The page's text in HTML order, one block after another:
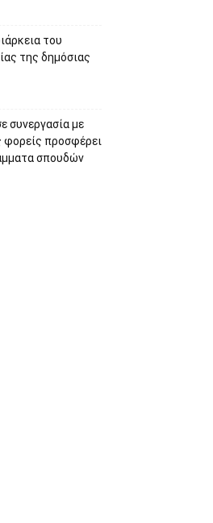
του
της δημόσιας
συνεργασία με
φορείς προσφέρει
σπουδών